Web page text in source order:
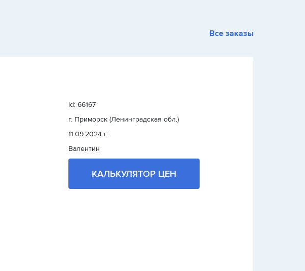
Все заказы
id: 66167
г. Приморск (Ленинградская обл.)
11.09.2024 г.
Валентин
КАЛЬКУЛЯТОР ЦЕН